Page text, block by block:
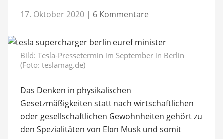
17. Oktober 2020 | 6 Kommentare
Bild: Tesla-Pressetermin im September in Berlin
(Foto: teslamag.de)
Das Denken in physikalischen
Gesetzmäßigkeiten statt nach wirtschaftlichen
oder gesellschaftlichen Gewohnheiten gehört zu
den Spezialitäten von Elon Musk und somit